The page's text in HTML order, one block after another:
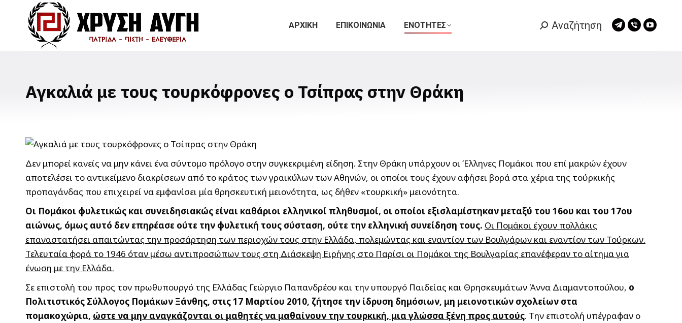
ΑΡΧΙΚΗ ΕΠΙΚΟΙΝΩΝΙΑ ΕΝΟΤΗΤΕΣ Search:
Αναζήτηση
Telegram
Viber
Αγκαλιά με τους τουρκόφρονες ο Τσίπρας στην Θράκη
Δεν μπορεί κανείς να μην κάνει ένα σύντομο πρόλογο στην συγκεκριμένη είδηση. Στην Θράκη υπάρχουν οι Έλληνες Πομάκοι που επί μακρών έχουν
αποτελέσει το αντικείμενο διακρίσεων από το κράτος των γραικύλων των Αθηνών, οι οποίοι τους έχουν αφήσει βορά στα χέρια της τούρκικής
προπαγάνδας που επιχειρεί να εμφανίσει μία θρησκευτική μειονότητα, ως δήθεν «τουρκική» μειονότητα.
Οι Πομάκοι φυλετικώς και συνειδησιακώς είναι καθάριοι ελληνικοί πληθυσμοί, οι οποίοι εξισλαμίστηκαν μεταξύ του 16ου και του 17ου
αιώνως, όμως αυτό δεν επηρέασε ούτε την φυλετική τους σύσταση, ούτε την ελληνική συνείδηση τους. Οι Πομάκοι έχουν πολλάκις
επαναστατήσει απαιτώντας την προσάρτηση των περιοχών τους στην Ελλάδα, πολεμώντας και εναντίον των Βουλγάρων και εναντίον των Τούρκων.
Τελευταία φορά το 1946 όταν μέσω αντιπροσώπων τους στη Διάσκεψη Ειρήνης στο Παρίσι οι Πομάκοι της Βουλγαρίας επανέφεραν το αίτημα για
ένωση με την Ελλάδα.
Σε επιστολή του προς τον πρωθυπουργό της Ελλάδας Γεώργιο Παπανδρέου και την υπουργό Παιδείας και Θρησκευμάτων Άννα Διαμαντοπούλου, ο
Πολιτιστικός Σύλλογος Πομάκων Ξάνθης, στις 17 Μαρτίου 2010, ζήτησε την ίδρυση δημόσιων, μη μειονοτικών σχολείων στα
πομακοχώρια, ώστε να μην αναγκάζονται οι μαθητές να μαθαίνουν την τουρκική, μια γλώσσα ξένη προς αυτούς. Την επιστολή υπέγραφαν ο